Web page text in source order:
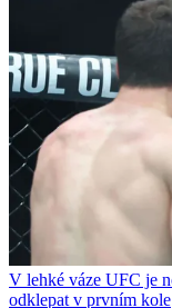
V lehké váze UFC je
odklepat v prvním kole